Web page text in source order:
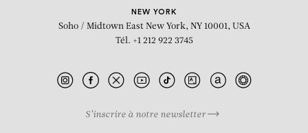
NEW YORK
Soho / Midtown East New York, NY 10001, USA
Tél. +1 212 922 3745
S’inscrire à notre newsletter